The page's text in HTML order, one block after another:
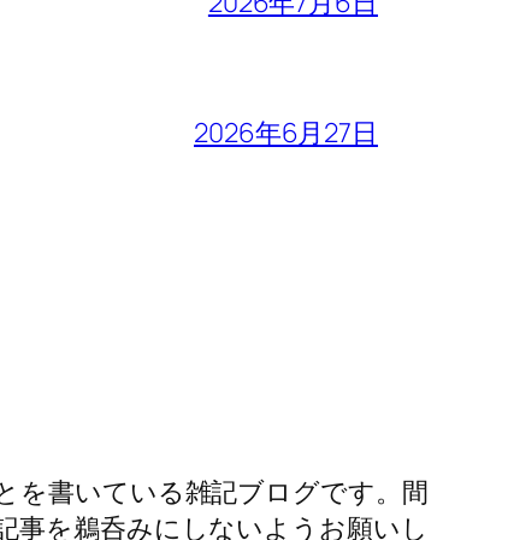
2026年6月27日
を書いている雑記ブログです。間
事を鵜呑みにしないようお願いし